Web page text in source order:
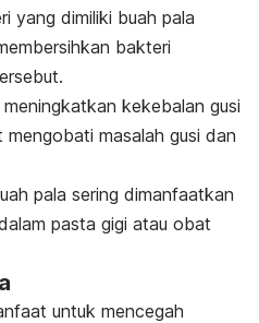
yang dimiliki buah pala
bakteri
kekebalan gusi
masalah gusi dan
pala sering dimanfaatkan
pasta gigi atau obat
untuk mencegah